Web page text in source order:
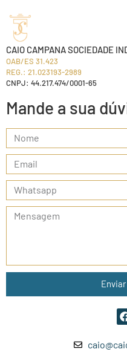
Mande a sua
CAIO CAMPANA SOCIEDADE
OAB/ES 31.423
REG.: 21.023193-2989
CNPJ: 44.217.474/0001-65